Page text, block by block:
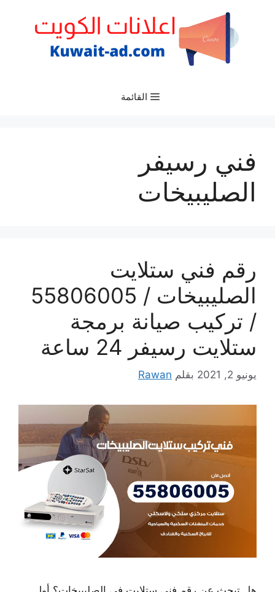
القائمة
فني رسيفر
الصليبيخات
رقم فني ستلايت
الصليبيخات / 55806005
/ تركيب صيانة برمجة
ستلايت رسيفر 24 ساعة
يونيو 2, 2021 بقلم Rawan